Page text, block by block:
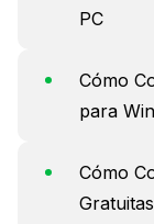
PC
Cómo
para
Cómo